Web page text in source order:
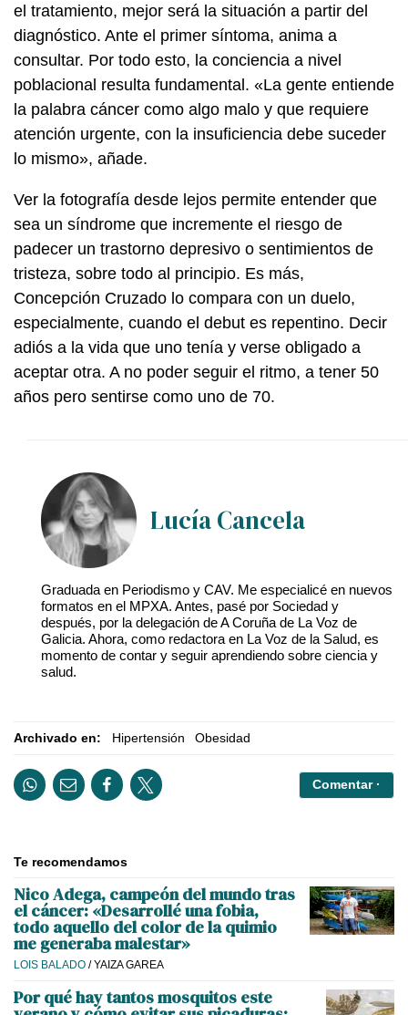
el tratamiento, mejor será la situación a partir del
diagnóstico. Ante el primer síntoma, anima a
consultar. Por todo esto, la conciencia a nivel
poblacional resulta fundamental. «La gente entiende
la palabra cáncer como algo malo y que requiere
atención urgente, con la insuficiencia debe suceder
lo mismo», añade.
Ver la fotografía desde lejos permite entender que
sea un síndrome que incremente el riesgo de
padecer un trastorno depresivo o sentimientos de
tristeza, sobre todo al principio. Es más,
Concepción Cruzado lo compara con un duelo,
especialmente, cuando el debut es repentino. Decir
adiós a la vida que uno tenía y verse obligado a
aceptar otra. A no poder seguir el ritmo, a tener 50
años pero sentirse como uno de 70.
Lucía Cancela
Graduada en Periodismo y CAV. Me especialicé en nuevos
formatos en el MPXA. Antes, pasé por Sociedad y
después, por la delegación de A Coruña de La Voz de
Galicia. Ahora, como redactora en La Voz de la Salud, es
momento de contar y seguir aprendiendo sobre ciencia y
salud.
Archivado en: Hipertensión Obesidad
Comentar ·
Te recomendamos
Nico Adega, campeón del mundo tras
el cáncer: «Desarrollé una fobia,
todo aquello del color de la quimio
me generaba malestar»
LOIS BALADO /YAIZA GAREA
Por qué hay tantos mosquitos este